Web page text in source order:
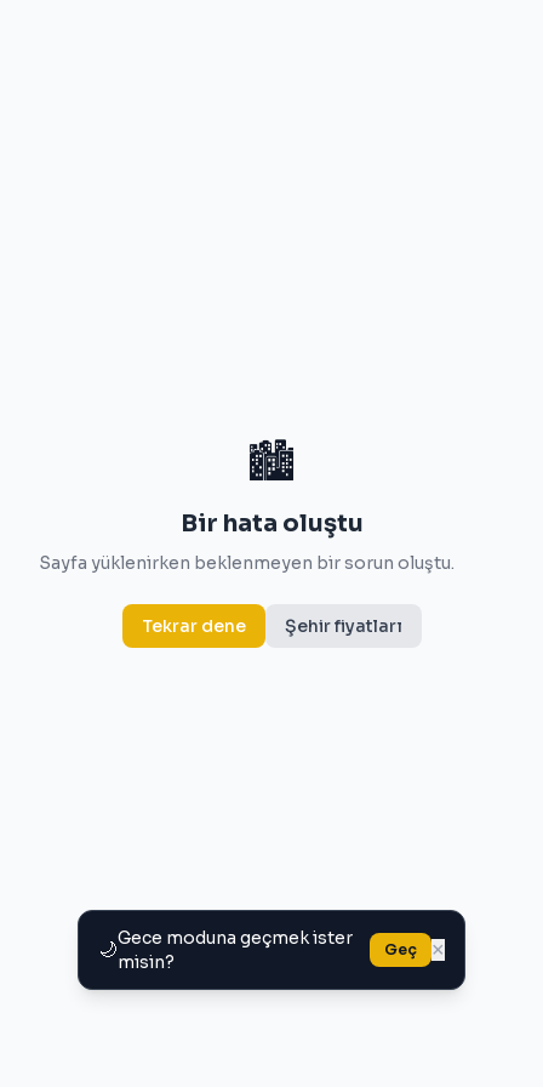
🌙Gece moduna geçmek ister
misin?
Geç ×
🏙️
Bir hata oluştu
Sayfa yüklenirken beklenmeyen bir sorun oluştu.
Tekrar dene Şehir fiyatları